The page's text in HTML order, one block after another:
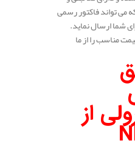
می تواند فاکتور رسمی
شما ارسال نماید.
مناسب را از ما
از